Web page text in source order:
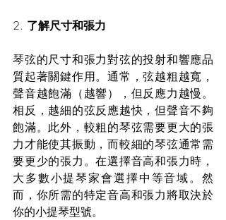
2. 了解尺寸和張力
琴弦的尺寸和張力對弦的投射和響應品
質起著關鍵作用。通常，弦越粗越寬，
聲音越飽滿（越響），但反應力越慢。
相反，越細的弦反應越快，但聲音不夠
飽滿。此外，較粗的琴弦需要更大的張
力才能使其振動，而較細的琴弦通常需
要更少的張力。在選擇音高和張力時，
大多數小提琴家會選擇中等音域。然
而，你所需的特定音高和張力將取決於
你的小提琴型號。